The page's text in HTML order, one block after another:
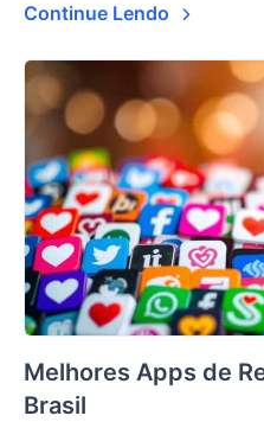
Continue Lendo
Melhores Apps de
Brasil